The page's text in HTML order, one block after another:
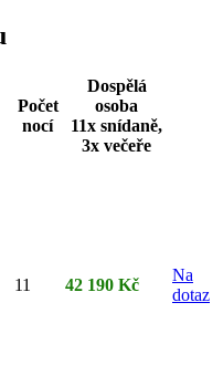
Počet
nocí
Dospělá
osoba
11x snídaně,
3x večeře
11 42 190 Kč
Na
dotaz